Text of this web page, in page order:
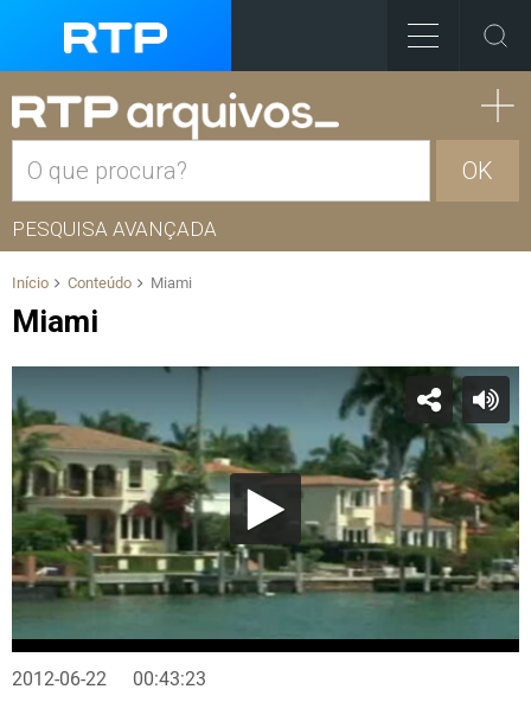
OK
PESQUISA AVANÇADA
Início Conteúdo Miami
Miami
2012-06-22 00:43:23